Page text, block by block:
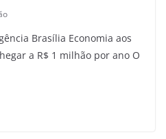
Brasília Economia aos
a R$ 1 milhão por ano O